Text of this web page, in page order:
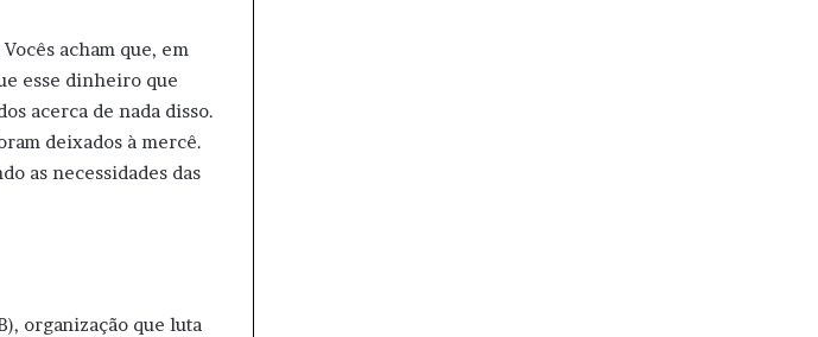
acham que, em
esse dinheiro que
acerca de nada disso.
deixados à mercê.
as necessidades das
organização que luta